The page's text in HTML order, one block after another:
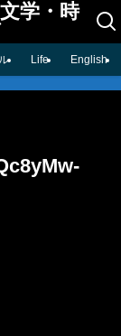
学・時
Life English